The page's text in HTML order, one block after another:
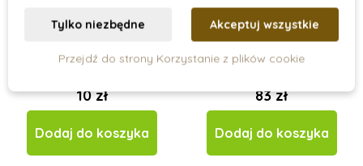
tablicy setkowej
10 zł
Dodaj do koszyka
On Stock
Zestaw strzałek do
łańcuszków 100 i
83 zł
Dodaj do koszyka
Tylko niezbędne Akceptuj wszystkie
Przejdź do strony Korzystanie z plików cookie